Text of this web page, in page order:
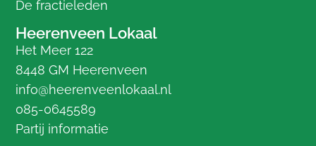
De fractieleden
Heerenveen Lokaal
Het Meer 122
8448 GM Heerenveen
info@heerenveenlokaal.nl
085-0645589
Partij informatie